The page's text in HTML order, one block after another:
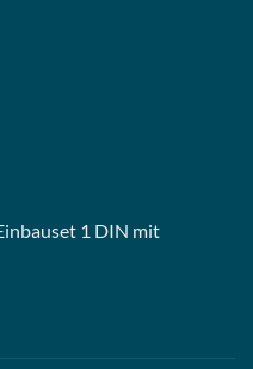
1 DIN mit